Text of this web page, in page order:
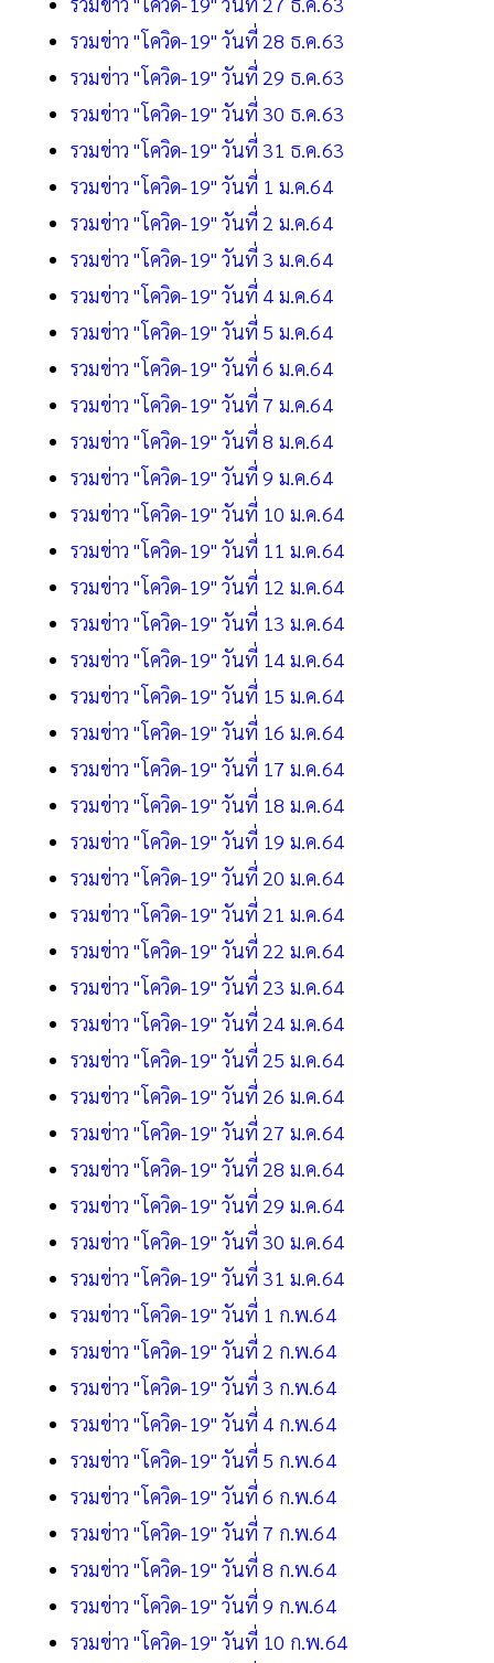
รวมข่าว "โควิด-19" วันที่ 28 ธ.ค.63
รวมข่าว "โควิด-19" วันที่ 29 ธ.ค.63
รวมข่าว "โควิด-19" วันที่ 30 ธ.ค.63
รวมข่าว "โควิด-19" วันที่ 31 ธ.ค.63
รวมข่าว "โควิด-19" วันที่ 1 ม.ค.64
รวมข่าว "โควิด-19" วันที่ 2 ม.ค.64
รวมข่าว "โควิด-19" วันที่ 3 ม.ค.64
รวมข่าว "โควิด-19" วันที่ 4 ม.ค.64
รวมข่าว "โควิด-19" วันที่ 5 ม.ค.64
รวมข่าว "โควิด-19" วันที่ 6 ม.ค.64
รวมข่าว "โควิด-19" วันที่ 7 ม.ค.64
รวมข่าว "โควิด-19" วันที่ 8 ม.ค.64
รวมข่าว "โควิด-19" วันที่ 9 ม.ค.64
รวมข่าว "โควิด-19" วันที่ 10 ม.ค.64
รวมข่าว "โควิด-19" วันที่ 11 ม.ค.64
รวมข่าว "โควิด-19" วันที่ 12 ม.ค.64
รวมข่าว "โควิด-19" วันที่ 13 ม.ค.64
รวมข่าว "โควิด-19" วันที่ 14 ม.ค.64
รวมข่าว "โควิด-19" วันที่ 15 ม.ค.64
รวมข่าว "โควิด-19" วันที่ 16 ม.ค.64
รวมข่าว "โควิด-19" วันที่ 17 ม.ค.64
รวมข่าว "โควิด-19" วันที่ 18 ม.ค.64
รวมข่าว "โควิด-19" วันที่ 19 ม.ค.64
รวมข่าว "โควิด-19" วันที่ 20 ม.ค.64
รวมข่าว "โควิด-19" วันที่ 21 ม.ค.64
รวมข่าว "โควิด-19" วันที่ 22 ม.ค.64
รวมข่าว "โควิด-19" วันที่ 23 ม.ค.64
รวมข่าว "โควิด-19" วันที่ 24 ม.ค.64
รวมข่าว "โควิด-19" วันที่ 25 ม.ค.64
รวมข่าว "โควิด-19" วันที่ 26 ม.ค.64
รวมข่าว "โควิด-19" วันที่ 27 ม.ค.64
รวมข่าว "โควิด-19" วันที่ 28 ม.ค.64
รวมข่าว "โควิด-19" วันที่ 29 ม.ค.64
รวมข่าว "โควิด-19" วันที่ 30 ม.ค.64
รวมข่าว "โควิด-19" วันที่ 31 ม.ค.64
รวมข่าว "โควิด-19" วันที่ 1 ก.พ.64
รวมข่าว "โควิด-19" วันที่ 2 ก.พ.64
รวมข่าว "โควิด-19" วันที่ 3 ก.พ.64
รวมข่าว "โควิด-19" วันที่ 4 ก.พ.64
รวมข่าว "โควิด-19" วันที่ 5 ก.พ.64
รวมข่าว "โควิด-19" วันที่ 6 ก.พ.64
รวมข่าว "โควิด-19" วันที่ 7 ก.พ.64
รวมข่าว "โควิด-19" วันที่ 8 ก.พ.64
รวมข่าว "โควิด-19" วันที่ 9 ก.พ.64
รวมข่าว "โควิด-19" วันที่ 10 ก.พ.64